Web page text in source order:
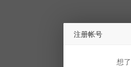
注册帐号
想